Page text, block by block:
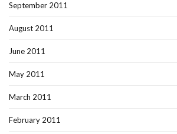
September 2011
August 2011
June 2011
May 2011
March 2011
February 2011